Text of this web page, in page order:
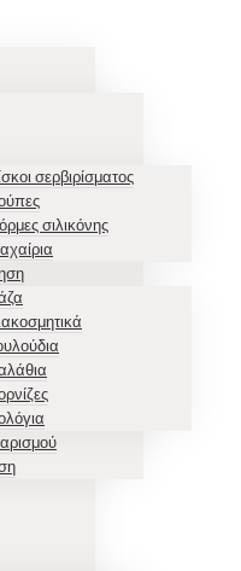
σερβιρίσματος
σιλικόνης